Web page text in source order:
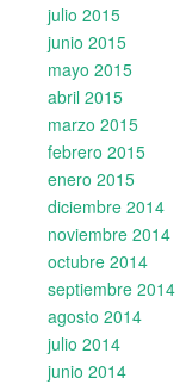
julio 2015
junio 2015
mayo 2015
abril 2015
marzo 2015
febrero 2015
enero 2015
diciembre 2014
noviembre 2014
octubre 2014
septiembre 2014
agosto 2014
julio 2014
junio 2014